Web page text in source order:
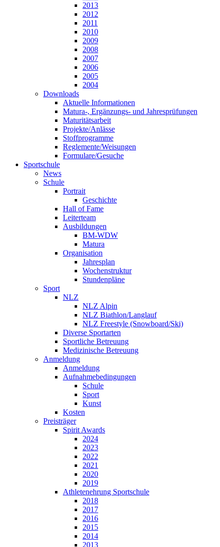
2013
2012
2011
2010
2009
2008
2007
2006
2005
2004
Downloads
Aktuelle Informationen
Matura-, Ergänzungs- und Jahresprüfungen
Maturitätsarbeit
Projekte/Anlässe
Stoffprogramme
Reglemente/Weisungen
Formulare/Gesuche
Sportschule
News
Schule
Portrait
Geschichte
Hall of Fame
Leiterteam
Ausbildungen
BM-WDW
Matura
Organisation
Jahresplan
Wochenstruktur
Stundenpläne
Sport
NLZ
NLZ Alpin
NLZ Biathlon/Langlauf
NLZ Freestyle (Snowboard/Ski)
Diverse Sportarten
Sportliche Betreuung
Medizinische Betreuung
Anmeldung
Anmeldung
Aufnahmebedingungen
Schule
Sport
Kunst
Kosten
Preisträger
Spirit Awards
2024
2023
2022
2021
2020
2019
Athletenehrung Sportschule
2018
2017
2016
2015
2014
2013